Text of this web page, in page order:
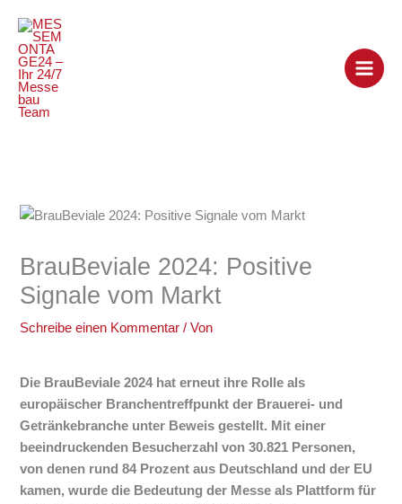
Inhalt
springen
BrauBeviale 2024: Positive
Signale vom Markt
Schreibe einen Kommentar / Von
Die BrauBeviale 2024 hat erneut ihre Rolle als
europäischer Branchentreffpunkt der Brauerei- und
Getränkebranche unter Beweis gestellt. Mit einer
beeindruckenden Besucherzahl von 30.821 Personen,
von denen rund 84 Prozent aus Deutschland und der EU
kamen, wurde die Bedeutung der Messe als Plattform für